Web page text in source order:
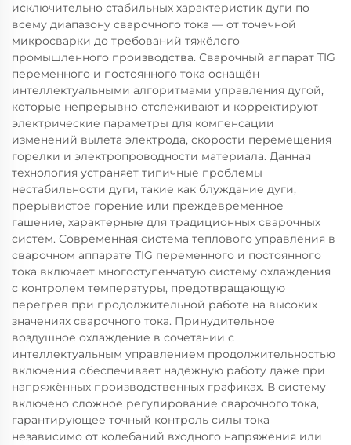
исключительно стабильных характеристик дуги по
всему диапазону сварочного тока — от точечной
микросварки до требований тяжёлого
промышленного производства. Сварочный аппарат TIG
переменного и постоянного тока оснащён
интеллектуальными алгоритмами управления дугой,
которые непрерывно отслеживают и корректируют
электрические параметры для компенсации
изменений вылета электрода, скорости перемещения
горелки и электропроводности материала. Данная
технология устраняет типичные проблемы
нестабильности дуги, такие как блуждание дуги,
прерывистое горение или преждевременное
гашение, характерные для традиционных сварочных
систем. Современная система теплового управления в
сварочном аппарате TIG переменного и постоянного
тока включает многоступенчатую систему охлаждения
с контролем температуры, предотвращающую
перегрев при продолжительной работе на высоких
значениях сварочного тока. Принудительное
воздушное охлаждение в сочетании с
интеллектуальным управлением продолжительностью
включения обеспечивает надёжную работу даже при
напряжённых производственных графиках. В систему
включено сложное регулирование сварочного тока,
гарантирующее точный контроль силы тока
независимо от колебаний входного напряжения или